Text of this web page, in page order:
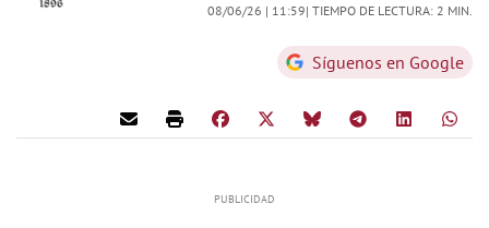
08/06/26 | 11:59| TIEMPO DE LECTURA: 2 MIN.
Síguenos en Google